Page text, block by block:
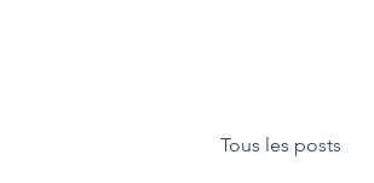
Tous les posts